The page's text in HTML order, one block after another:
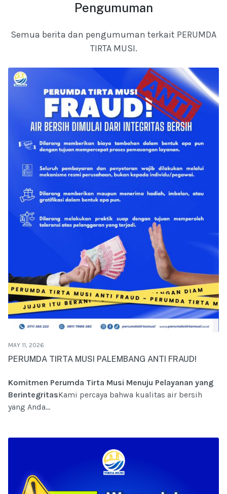
Pengumuman
Semua berita dan pengumuman terkait PERUMDA
TIRTA MUSI.
MAY 11, 2026
PERUMDA TIRTA MUSI PALEMBANG ANTI FRAUD!
Komitmen Perumda Tirta Musi Menuju Pelayanan yang
BerintegritasKami percaya bahwa kualitas air bersih
yang Anda...